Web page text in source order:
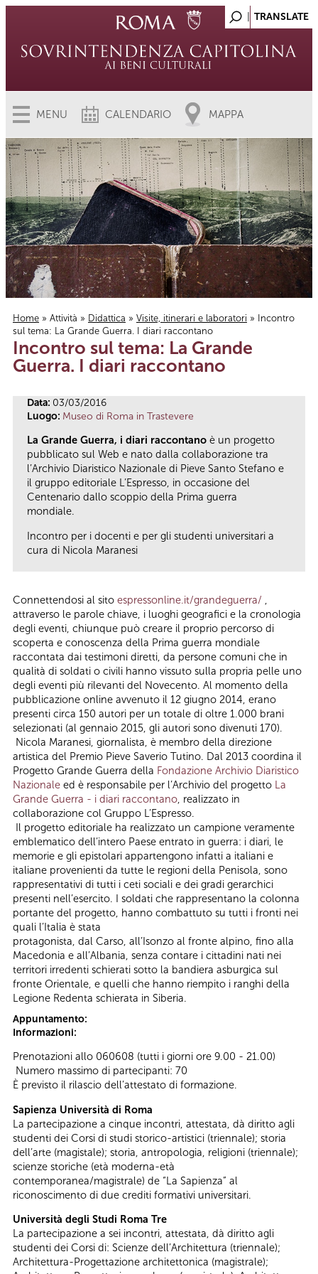
MENU CALENDARIO MAPPA
Tu sei qui
Home » Attività » Didattica » Visite, itinerari e laboratori » Incontro
sul tema: La Grande Guerra. I diari raccontano
Incontro sul tema: La Grande
Guerra. I diari raccontano
Data: 03/03/2016
Luogo: Museo di Roma in Trastevere
La Grande Guerra, i diari raccontano è un progetto
pubblicato sul Web e nato dalla collaborazione tra
l’Archivio Diaristico Nazionale di Pieve Santo Stefano e
il gruppo editoriale L’Espresso, in occasione del
Centenario dallo scoppio della Prima guerra
mondiale.
Incontro per i docenti e per gli studenti universitari a
cura di Nicola Maranesi
Connettendosi al sito espressonline.it/grandeguerra/
attraverso le parole chiave, i luoghi geografici e la cronologia
degli eventi, chiunque può creare il proprio percorso di
scoperta e conoscenza della Prima guerra mondiale
raccontata dai testimoni diretti, da persone comuni che in
qualità di soldati o civili hanno vissuto sulla propria pelle uno
degli eventi più rilevanti del Novecento. Al momento della
pubblicazione online avvenuto il 12 giugno 2014, erano
presenti circa 150 autori per un totale di oltre 1.000 brani
selezionati (al gennaio 2015, gli autori sono divenuti 170).
Nicola Maranesi, giornalista, è membro della direzione
artistica del Premio Pieve Saverio Tutino. Dal 2013 coordina il
Progetto Grande Guerra della Fondazione Archivio Diaristico
Nazionale ed è responsabile per l’Archivio del progetto La
Grande Guerra - i diari raccontano , realizzato in
collaborazione col Gruppo L’Espresso.
Il progetto editoriale ha realizzato un campione veramente
emblematico dell’intero Paese entrato in guerra: i diari, le
memorie e gli epistolari appartengono infatti a italiani e
italiane provenienti da tutte le regioni della Penisola, sono
rappresentativi di tutti i ceti sociali e dei gradi gerarchici
presenti nell’esercito. I soldati che rappresentano la colonna
portante del progetto, hanno combattuto su tutti i fronti nei
quali l’Italia è stata
protagonista, dal Carso, all’Isonzo al fronte alpino, fino alla
Macedonia e all’Albania, senza contare i cittadini nati nei
territori irredenti schierati sotto la bandiera asburgica sul
fronte Orientale, e quelli che hanno riempito i ranghi della
Legione Redenta schierata in Siberia.
Appuntamento:
Informazioni:
Prenotazioni allo 060608 (tutti i giorni ore 9.00 - 21.00)
Numero massimo di partecipanti: 70
È previsto il rilascio dell’attestato di formazione.
Sapienza Università di Roma
La partecipazione a cinque incontri, attestata, dà diritto agli
studenti dei Corsi di studi storico-artistici (triennale); storia
dell’arte (magistale); storia, antropologia, religioni (triennale);
scienze storiche (età moderna-età
contemporanea/magistrale) de “La Sapienza” al
riconoscimento di due crediti formativi universitari.
Università degli Studi Roma Tre
La partecipazione a sei incontri, attestata, dà diritto agli
studenti dei Corsi di: Scienze dell’Architettura (triennale);
Architettura-Progettazione architettonica (magistrale);